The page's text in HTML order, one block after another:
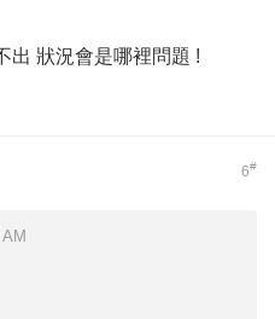
出 狀況會是哪裡問題 !
6#